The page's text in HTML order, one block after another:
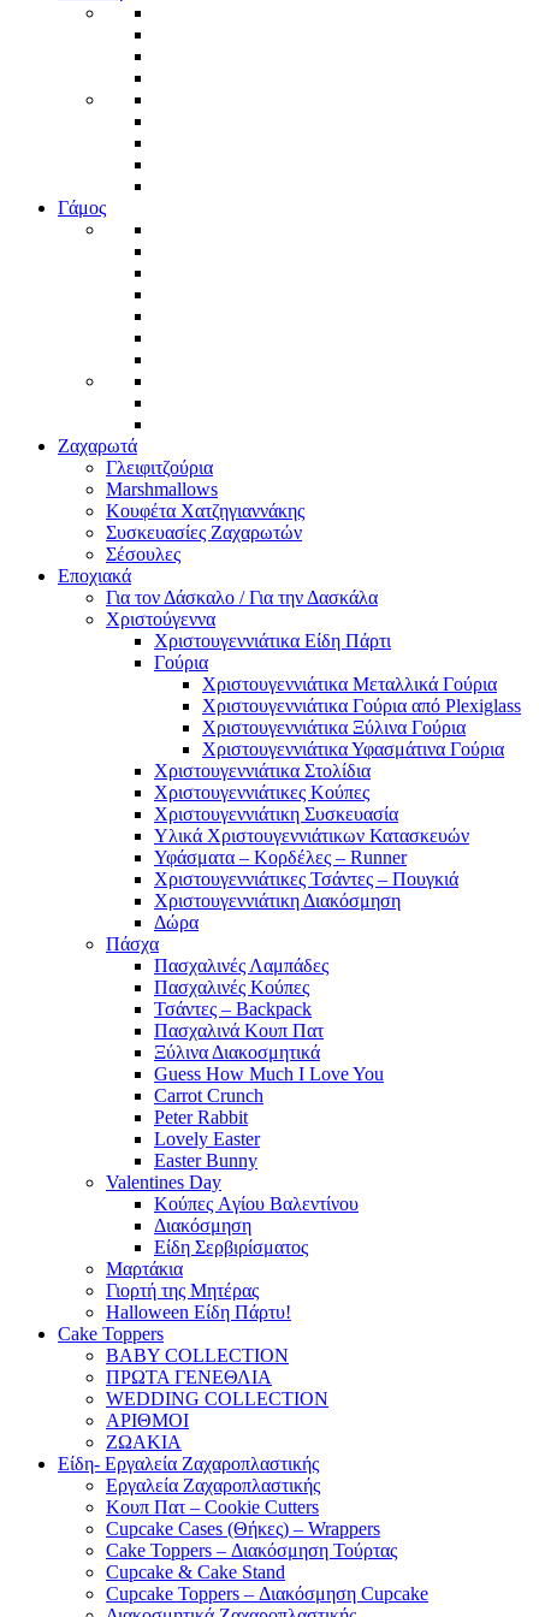
Γάμος
Ζαχαρωτά
Γλειφιτζούρια
Marshmallows
Κουφέτα Χατζηγιαννάκης
Συσκευασίες Ζαχαρωτών
Σέσουλες
Εποχιακά
Για τον Δάσκαλο / Για την Δασκάλα
Χριστούγεννα
Χριστουγεννιάτικα Είδη Πάρτι
Γούρια
Χριστουγεννιάτικα Μεταλλικά Γούρια
Χριστουγεννιάτικα Γούρια από Plexiglass
Χριστουγεννιάτικα Ξύλινα Γούρια
Χριστουγεννιάτικα Υφασμάτινα Γούρια
Χριστουγεννιάτικα Στολίδια
Χριστουγεννιάτικες Κούπες
Χριστουγεννιάτικη Συσκευασία
Υλικά Χριστουγεννιάτικων Κατασκευών
Υφάσματα – Κορδέλες – Runner
Χριστουγεννιάτικες Τσάντες – Πουγκιά
Χριστουγεννιάτικη Διακόσμηση
Δώρα
Πάσχα
Πασχαλινές Λαμπάδες
Πασχαλινές Κούπες
Τσάντες – Backpack
Πασχαλινά Κουπ Πατ
Ξύλινα Διακοσμητικά
Guess How Much I Love You
Carrot Crunch
Peter Rabbit
Lovely Easter
Easter Bunny
Valentines Day
Κούπες Aγίου Βαλεντίνου
Διακόσμηση
Είδη Σερβιρίσματος
Μαρτάκια
Γιορτή της Μητέρας
Halloween Είδη Πάρτυ!
Cake Toppers
BABY COLLECTION
ΠΡΩΤΑ ΓΕΝΕΘΛΙΑ
WEDDING COLLECTION
ΑΡΙΘΜΟΙ
ΖΩΑΚΙΑ
Είδη- Εργαλεία Ζαχαροπλαστικής
Εργαλεία Ζαχαροπλαστικής
Κουπ Πατ – Cookie Cutters
Cupcake Cases (Θήκες) – Wrappers
Cake Toppers – Διακόσμηση Τούρτας
Cupcake & Cake Stand
Cupcake Toppers – Διακόσμηση Cupcake